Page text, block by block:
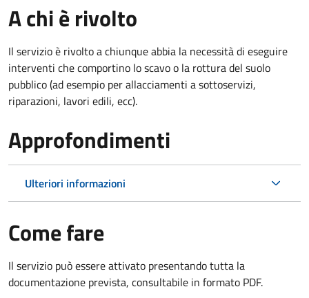
A chi è rivolto
Il servizio è rivolto a chiunque abbia la necessità di eseguire
interventi che comportino lo scavo o la rottura del suolo
pubblico (ad esempio per allacciamenti a sottoservizi,
riparazioni, lavori edili, ecc).
Approfondimenti
Ulteriori informazioni
Come fare
Il servizio può essere attivato presentando tutta la
documentazione prevista, consultabile in formato PDF.